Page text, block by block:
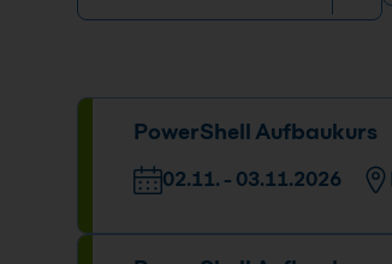
PowerShell Aufbaukurs
02.11. - 03.11.2026
Veranstaltungsort